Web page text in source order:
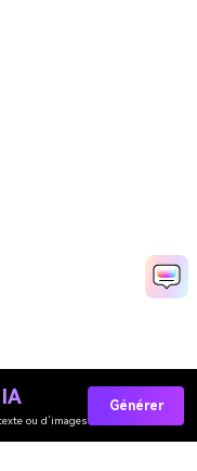
ou d’images
Générer